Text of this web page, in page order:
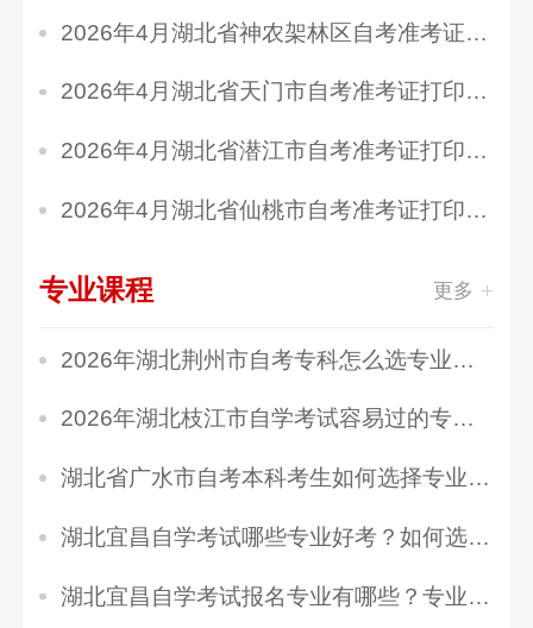
2026年4月湖北省神农架林区自考准考证打印时间...
2026年4月湖北省天门市自考准考证打印时间：4月...
2026年4月湖北省潜江市自考准考证打印时间：4月...
2026年4月湖北省仙桃市自考准考证打印时间：4月...
专业课程 更多
2026年湖北荆州市自考专科怎么选专业？多少分及...
2026年湖北枝江市自学考试容易过的专业有哪些？...
湖北省广水市自考本科考生如何选择专业？有哪些...
湖北宜昌自学考试哪些专业好考？如何选择适合自...
湖北宜昌自学考试报名专业有哪些？专业怎么选？